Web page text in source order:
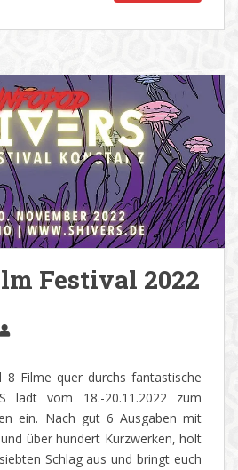
Festival 2022
8 Filme quer durchs fantastische
lädt vom 18.-20.11.2022 zum
ein. Nach gut 6 Ausgaben mit
über hundert Kurzwerken, holt
Schlag aus und bringt euch